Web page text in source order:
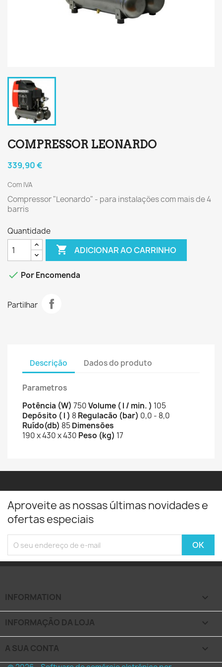
COMPRESSOR LEONARDO
339,90 €
Com IVA
Compressor "Leonardo" - para instalações com mais de 4
barris
Quantidade
 ADICIONAR AO CARRINHO
 Por Encomenda
Partilhar
Descrição Dados do produto
Parametros
Potência (W) 750Volume ( l / min. ) 105
Depósito ( l ) 8 Regulacão (bar) 0,0 - 8,0
Ruído(db) 85Dimensões
190 x 430 x 430 Peso (kg) 17
Aproveite as nossas últimas novidades e
ofertas especiais
INFORMATION 
INFORMAÇÃO DA LOJA keyboard_arrow_down
A SUA CONTA 